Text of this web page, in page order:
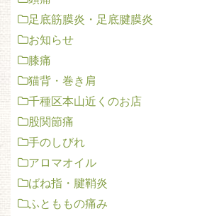
足底筋膜炎・足底腱膜炎
お知らせ
膝痛
猫背・巻き肩
千種区本山近くのお店
股関節痛
手のしびれ
アロマオイル
ばね指・腱鞘炎
ふとももの痛み